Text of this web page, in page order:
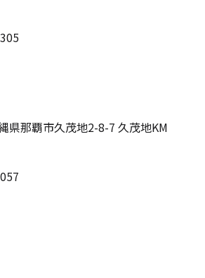
県那覇市久茂地2-8-7 久茂地KM